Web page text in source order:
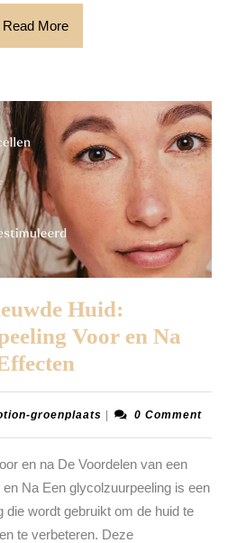
Read MoreRead
More
Huid:
Voor en Na
Huid:
Voor
en
Na
Effecten
groenplaatsemotion-
| 0 Comment
en na De Voordelen van een
Na Een glycolzuurpeeling is een
die wordt gebruikt om de huid te
te verbeteren. Deze